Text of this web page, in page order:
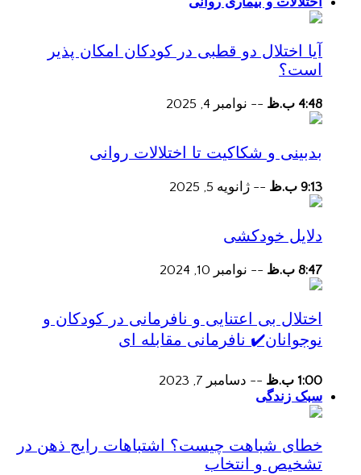
آیا اختلال دو قطبی در کودکان امکان پذیر
است؟
4:48 ب.ظ -- نوامبر 4, 2025
بدبینی و شکاکیت تا اختلالات روانی
9:13 ب.ظ -- ژانویه 5, 2025
دلایل خودکشی
8:47 ب.ظ -- نوامبر 10, 2024
اختلال بی اعتنایی و نافرمانی در کودکان و
نوجوانان✔️ نافرمانی مقابله ای
1:00 ب.ظ -- دسامبر 7, 2023
سبک زندگی
خطای شباهت چیست؟ اشتباهات رایج ذهن در
تشخیص و انتخاب